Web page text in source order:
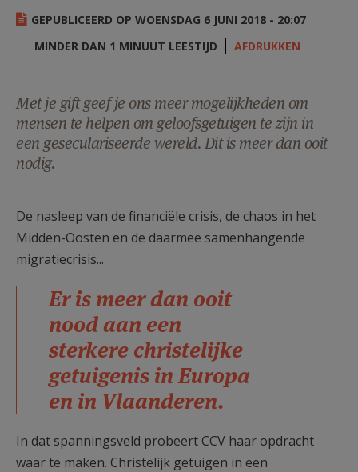
HULP
STARTPAGINA PORTAAL
AANMELDEN OF REGISTREREN
GEPUBLICEERD OP WOENSDAG 6 JUNI 2018 - 20:07
MINDER DAN 1 MINUUT LEESTIJD
AFDRUKKEN
Met je gift geef je ons meer mogelijkheden om
mensen te helpen om geloofsgetuigen te zijn in
een geseculariseerde wereld. Dit is meer dan ooit
nodig.
De nasleep van de financiële crisis, de chaos in het
Midden-Oosten en de daarmee samenhangende
migratiecrisis...
Er is meer dan ooit
nood aan een
sterkere christelijke
getuigenis in Europa
en in Vlaanderen.
In dat spanningsveld probeert CCV haar opdracht
waar te maken. Christelijk getuigen in een